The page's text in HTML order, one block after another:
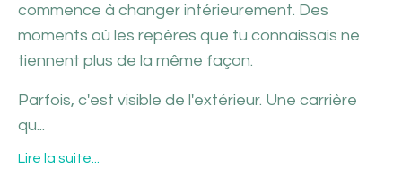
commence à changer intérieurement. Des
moments où les repères que tu connaissais ne
tiennent plus de la même façon.
Parfois, c'est visible de l'extérieur. Une carrière
qu...
Lire la suite...